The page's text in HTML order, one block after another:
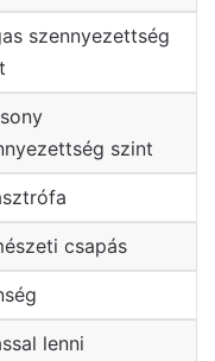
szennyezettség
szint
csapás
lenni